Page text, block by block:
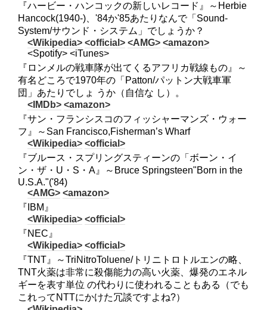
『ハービー・ハンコックの新しいレコード』～Herbie
Hancock(1940-)、'84か'85あたりなんで「Sound-
System/サウンド・システム」でしょうか？
<Wikipedia> <official> <AMG> <amazon>
<Spotify> <iTunes>
『ロンメルの戦車隊が出てくるアフリカ戦線もの』～
有名どころで1970年の「Patton/パットン大戦車軍
団」あたりでしょ うか（自信な し）。
<IMDb> <amazon>
『サン・フランシスコのフィッシャーマンズ・ウォー
フ』～San Francisco,Fisherman’s Wharf
<Wikipedia> <official>
『ブルース・スプリングスティーンの「ボーン・イ
ン・ザ・U・S・A』～Bruce Springsteen"Born in the
U.S.A."('84)
<AMG> <amazon>
『IBM』
<Wikipedia> <official>
『NEC』
<Wikipedia> <official>
『TNT』～TriNitroToluene/トリニトロトルエンの略、
TNT火薬は非常に殺傷能力の高い火薬、爆発のエネル
ギーを表す単位 の代わりに使われることもある（でも
これってNTTにかけた冗談ですよね?）